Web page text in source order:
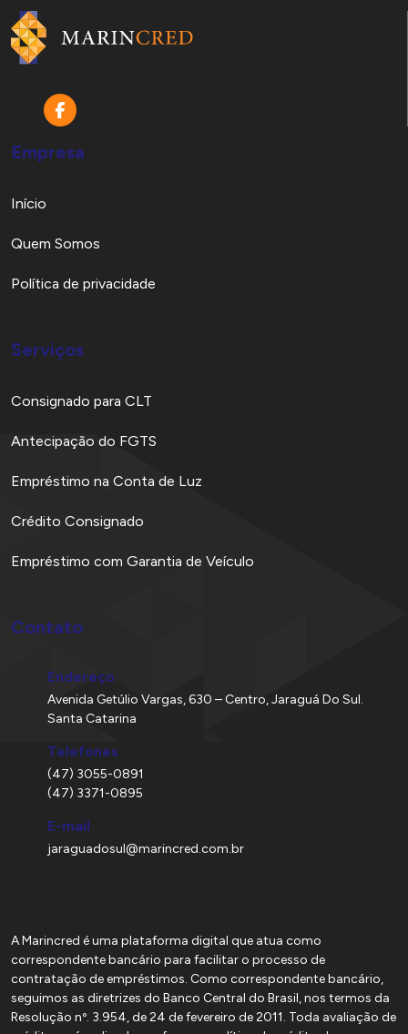
Empresa
Início
Quem Somos
Política de privacidade
Serviços
Consignado para CLT
Antecipação do FGTS
Empréstimo na Conta de Luz
Crédito Consignado
Empréstimo com Garantia de Veículo
Contato
Endereço
Avenida Getúlio Vargas, 630 – Centro, Jaraguá Do Sul.
Santa Catarina
Telefones
(47) 3055-0891
(47) 3371-0895
E-mail
jaraguadosul@marincred.com.br
A Marincred é uma plataforma digital que atua como
correspondente bancário para facilitar o processo de
contratação de empréstimos. Como correspondente bancário,
seguimos as diretrizes do Banco Central do Brasil, nos termos da
Resolução nº. 3.954, de 24 de fevereiro de 2011. Toda avaliação de